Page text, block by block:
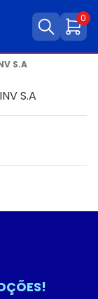
0
S.A
S.A